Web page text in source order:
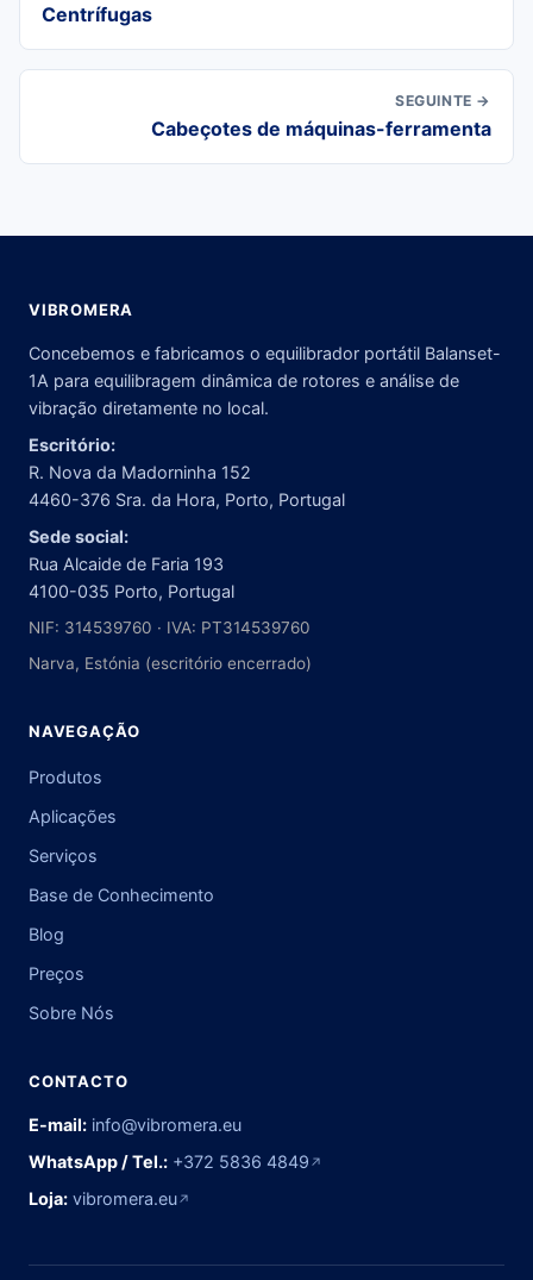
Centrífugas
SEGUINTE →
Cabeçotes de máquinas-ferramenta
VIBROMERA
Concebemos e fabricamos o equilibrador portátil Balanset-
1A para equilibragem dinâmica de rotores e análise de
vibração diretamente no local.
Escritório:
R. Nova da Madorninha 152
4460-376 Sra. da Hora, Porto, Portugal
Sede social:
Rua Alcaide de Faria 193
4100-035 Porto, Portugal
NIF: 314539760 · IVA: PT314539760
Narva, Estónia (escritório encerrado)
NAVEGAÇÃO
Produtos
Aplicações
Serviços
Base de Conhecimento
Blog
Preços
Sobre Nós
CONTACTO
E-mail: info@vibromera.eu
WhatsApp / Tel.: +372 5836 4849 ↗
Loja: vibromera.eu↗